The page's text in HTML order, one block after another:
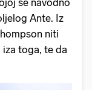
Ante. Iz
niti
toga, te da